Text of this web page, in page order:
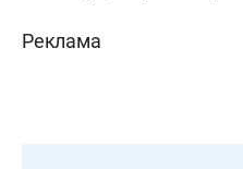
Реклама